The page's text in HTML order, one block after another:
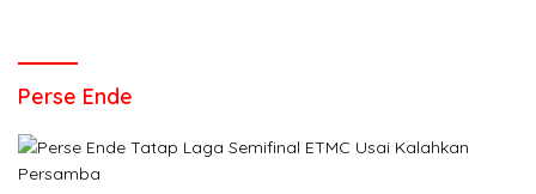
Perse Ende